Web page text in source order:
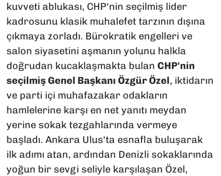
kuvveti ablukası, CHP'nin seçilmiş lider
kadrosunu klasik muhalefet tarzının dışına
çıkmaya zorladı. Bürokratik engelleri ve
salon siyasetini aşmanın yolunu halkla
doğrudan kucaklaşmakta bulan CHP'nin
seçilmiş Genel Başkanı Özgür Özel, iktidarın
ve parti içi muhafazakar odakların
hamlelerine karşı en net yanıtı meydan
yerine sokak tezgahlarında vermeye
başladı. Ankara Ulus'ta esnafla buluşarak
ilk adımı atan, ardından Denizli sokaklarında
yoğun bir sevgi seliyle karşılaşan Özel,